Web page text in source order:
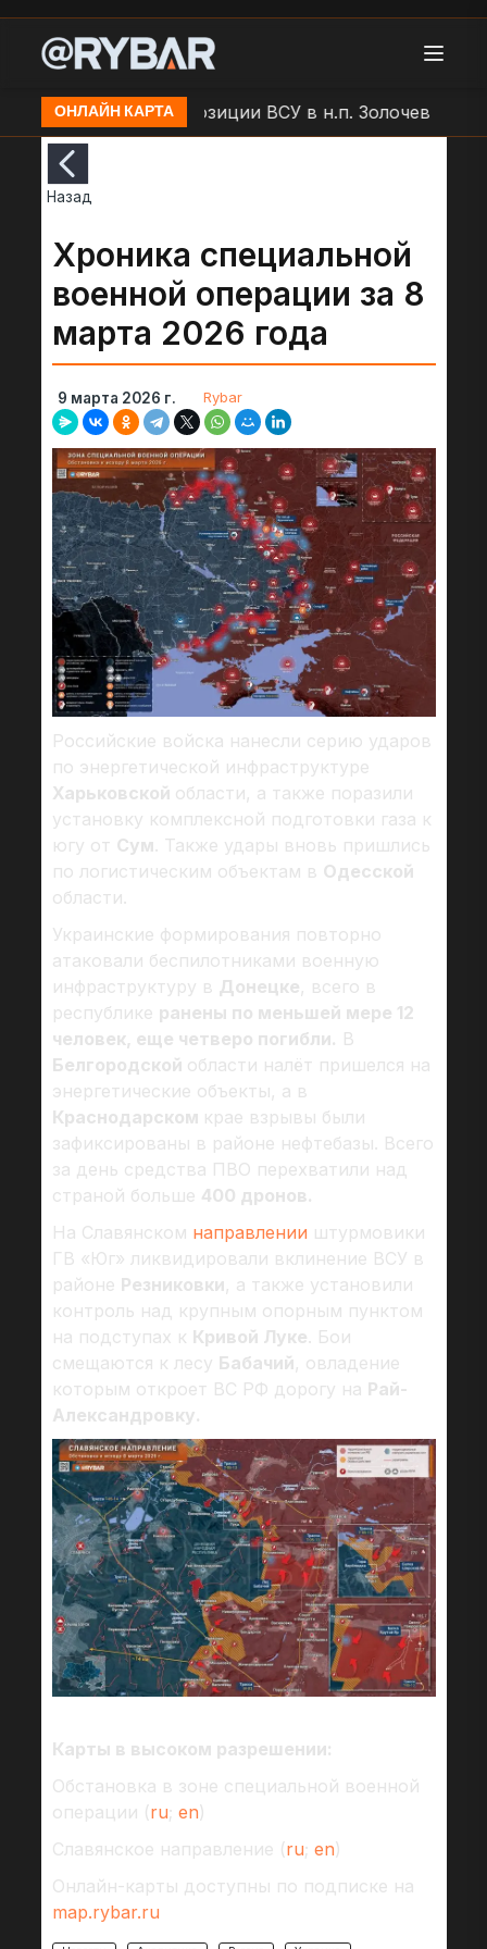
ОНЛАЙН КАРТА
"Молния" по позиции ВСУ в н.п. Золочев
Назад
Хроника специальной
военной операции за 8
марта 2026 года
9 марта 2026 г. Rybar
Российские войска нанесли серию ударов
по энергетической инфраструктуре
Харьковской области, а также поразили
установку комплексной подготовки газа к
югу от Сум. Также удары вновь пришлись
по логистическим объектам в Одесской
области.
Украинские формирования повторно
атаковали беспилотниками военную
инфраструктуру в Донецке, всего в
республике ранены по меньшей мере 12
человек, еще четверо погибли. В
Белгородской области налёт пришелся на
энергетические объекты, а в
Краснодарском крае взрывы были
зафиксированы в районе нефтебазы. Всего
за день средства ПВО перехватили над
страной больше 400 дронов.
На Славянском направлении штурмовики
ГВ «Юг» ликвидировали вклинение ВСУ в
районе Резниковки, а также установили
контроль над крупным опорным пунктом
на подступах к Кривой Луке. Бои
смещаются к лесу Бабачий, овладение
которым откроет ВС РФ дорогу на Рай-
Александровку.
Карты в высоком разрешении:
Обстановка в зоне специальной военной
операции (ru; en)
Славянское направление (ru; en)
Онлайн-карты доступны по подписке на
map.rybar.ru